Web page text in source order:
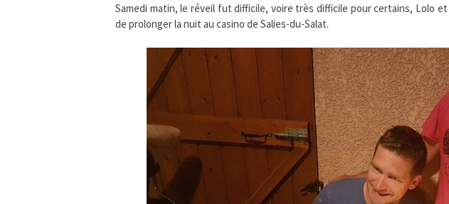
Samedi matin, le réveil fut difficile, voire très difficile pour certains, Lolo
de prolonger la nuit au casino de Salies-du-Salat.